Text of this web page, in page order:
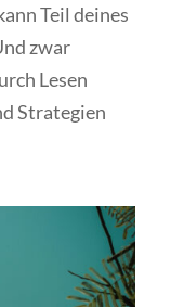
Teil deines
zwar
Lesen
Strategien